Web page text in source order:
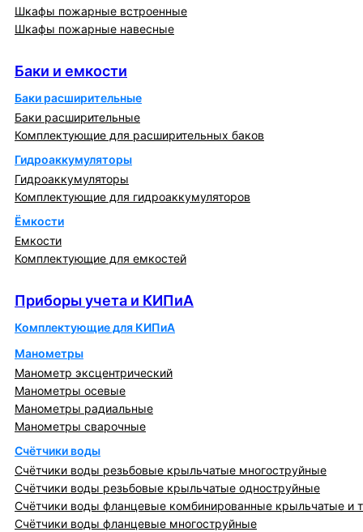
Шкафы пожарные встроенные
Шкафы пожарные навесные
Баки и емкости
Баки расширительные
Баки расширительные
Комплектующие для расширительных баков
Гидроаккумуляторы
Гидроаккумуляторы
Комплектующие для гидроаккумуляторов
Ёмкости
Емкости
Комплектующие для емкостей
Приборы учета и КИПиА
Комплектующие для КИПиА
Манометры
Манометр эксцентрический
Манометры осевые
Манометры радиальные
Манометры сварочные
Счётчики воды
Счётчики воды резьбовые крыльчатые многоструйные
Счётчики воды резьбовые крыльчатые одноструйные
Счётчики воды фланцевые комбинированные крыльчатые и
Счётчики воды фланцевые многоструйные